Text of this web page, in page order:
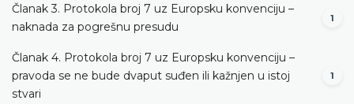
Članak 3. Protokola broj 7 uz Europsku konvenciju –
naknada za pogrešnu presudu
1
Članak 4. Protokola broj 7 uz Europsku konvenciju –
pravoda se ne bude dvaput suđen ili kažnjen u istoj
stvari
1